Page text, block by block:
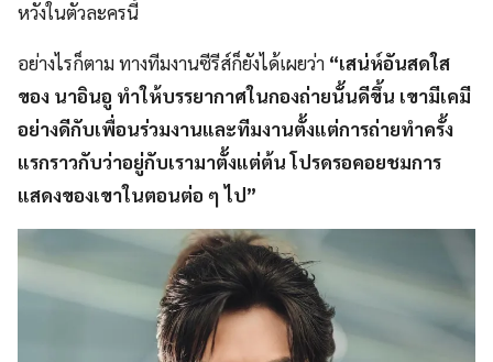
หวังในตัวละครนี้
อย่างไรก็ตาม ทางทีมงานซีรีส์ก็ยังได้เผยว่า “เสน่ห์อันสดใส
ของ นาอินอู ทำให้บรรยากาศในกองถ่ายนั้นดีขึ้น เขามีเคมี
อย่างดีกับเพื่อนร่วมงานและทีมงานตั้งแต่การถ่ายทำครั้ง
แรกราวกับว่าอยู่กับเรามาตั้งแต่ต้น โปรดรอคอยชมการ
แสดงของเขาในตอนต่อ ๆ ไป”